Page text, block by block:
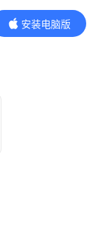
安装电脑版
内容更精彩